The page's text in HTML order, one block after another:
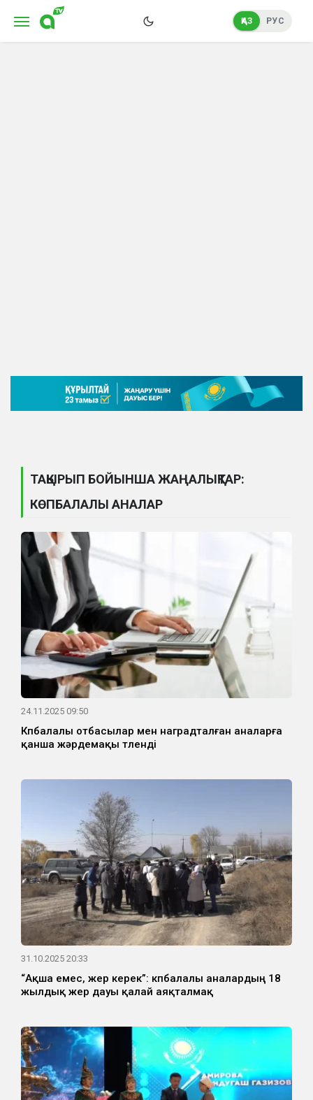
ҚАЗ РУС
ТАҚЫРЫП БОЙЫНША ЖАҢАЛЫҚТАР:
КӨПБАЛАЛЫ АНАЛАР
24.11.2025 09:50
Көпбалалы отбасылар мен наградталған аналарға
қанша жәрдемақы төленді
31.10.2025 20:33
“Ақша емес, жер керек”: көпбалалы аналардың 18
жылдық жер дауы қалай аяқталмақ